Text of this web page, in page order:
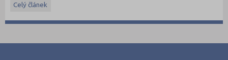
Celý článek